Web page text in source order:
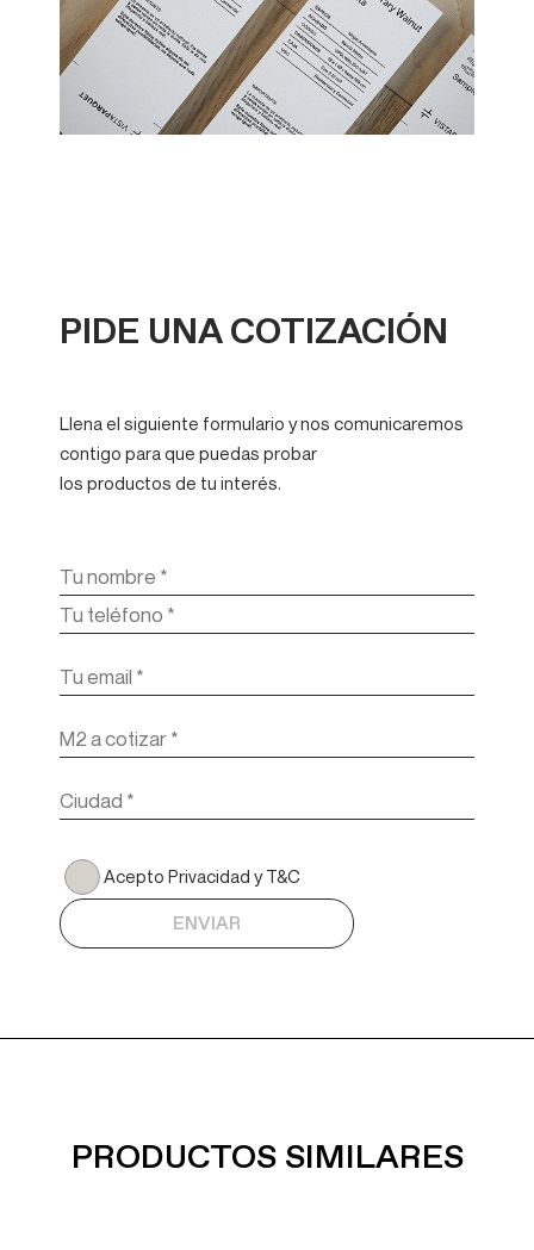
PIDE UNA COTIZACIÓN
Llena el siguiente formulario y nos comunicaremos
contigo para que puedas probar
los productos de tu interés.
Acepto Privacidad y T&C
ENVIAR
PRODUCTOS SIMILARES